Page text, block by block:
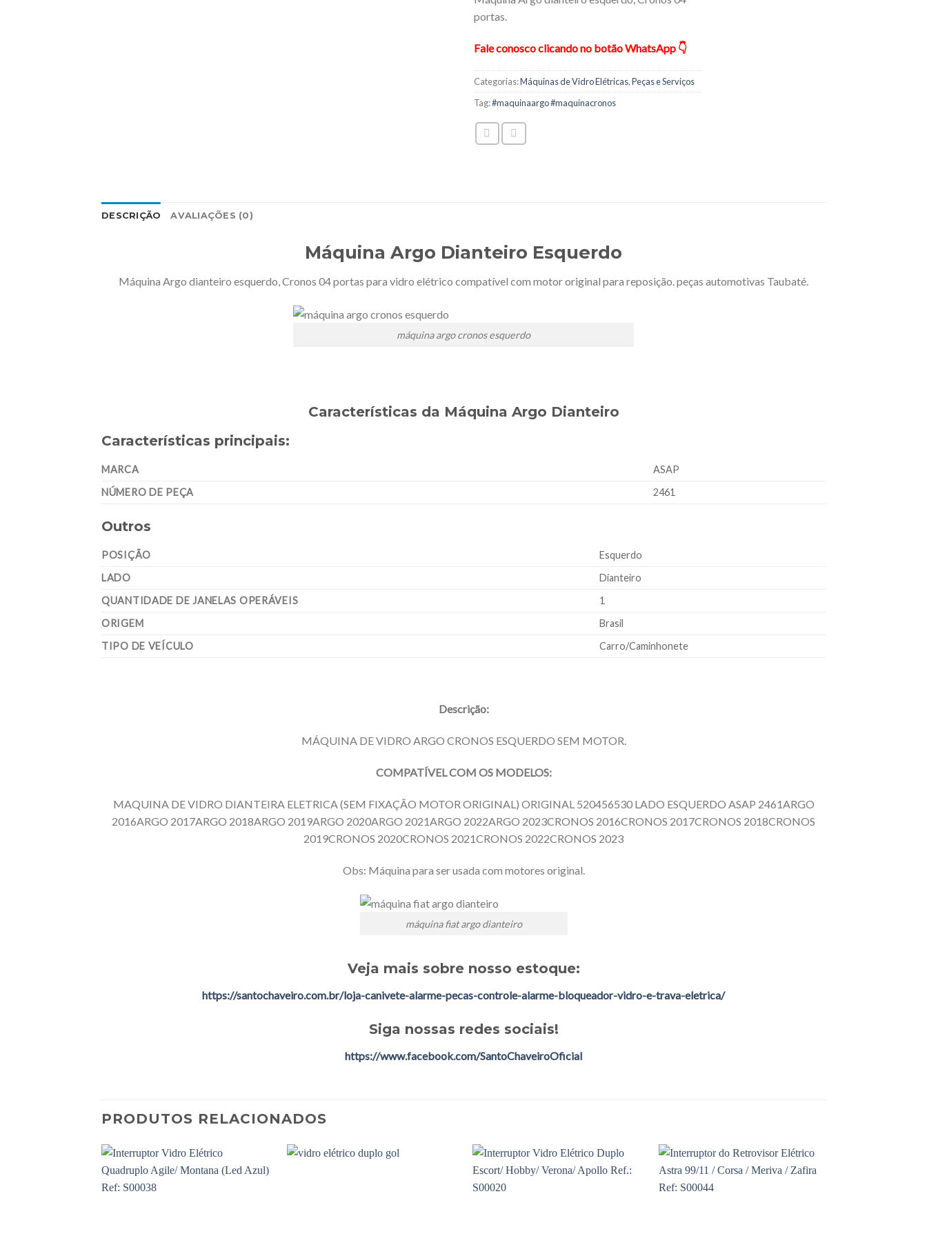
portas.
Fale conosco clicando no botão WhatsApp 👇
Categorias:Máquinas de Vidro Elétricas,Peças e Serviços
Tag:#maquinaargo #maquinacronos
DESCRIÇÃO AVALIAÇÕES (0)
Máquina Argo Dianteiro Esquerdo
Máquina Argo dianteiro esquerdo, Cronos 04 portas para vidro elétrico compatível com motor original para reposição. peças automotivas Taubaté.
máquina argo cronos esquerdo
Características da Máquina Argo Dianteiro
Características principais:
MARCA
ASAP
NÚMERO DE PEÇA
2461
Outros
POSIÇÃO
Esquerdo
LADO
Dianteiro
QUANTIDADE DE JANELAS OPERÁVEIS
1
ORIGEM
Brasil
TIPO DE VEÍCULO
Carro/Caminhonete
Descrição:
MÁQUINA DE VIDRO ARGO CRONOS ESQUERDO SEM MOTOR.
COMPATÍVEL COM OS MODELOS:
MAQUINA DE VIDRO DIANTEIRA ELETRICA (SEM FIXAÇÃO MOTOR ORIGINAL) ORIGINAL 520456530 LADO ESQUERDO ASAP 2461ARGO
2016ARGO 2017ARGO 2018ARGO 2019ARGO 2020ARGO 2021ARGO 2022ARGO 2023CRONOS 2016CRONOS 2017CRONOS 2018CRONOS
2019CRONOS 2020CRONOS 2021CRONOS 2022CRONOS 2023
Obs: Máquina para ser usada com motores original.
máquina fiat argo dianteiro
Veja mais sobre nosso estoque:
https://santochaveiro.com.br/loja-canivete-alarme-pecas-controle-alarme-bloqueador-vidro-e-trava-eletrica/
Siga nossas redes sociais!
https://www.facebook.com/SantoChaveiroOficial
PRODUTOS RELACIONADOS